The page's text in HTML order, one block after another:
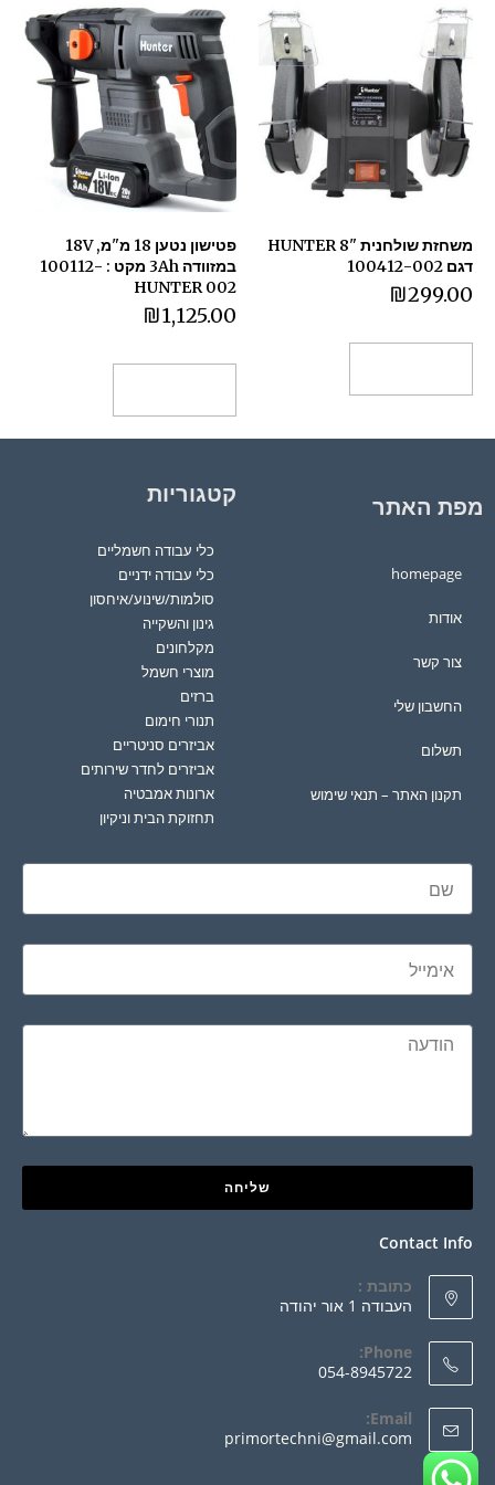
משחזת שולחנית "8 HUNTER
דגם 100412-002
₪299.00
פטישון נטען 18 מ"מ, 18V
במזוודה 3Ah מקט : 100112-
002 HUNTER
₪1,125.00
מפת האתר
homepage
אודות
צור קשר
החשבון שלי
תשלום
תקנון האתר – תנאי שימוש
קטגוריות
כלי עבודה חשמליים
כלי עבודה ידניים
סולמות/שינוע/איחסון
גינון והשקייה
מקלחונים
מוצרי חשמל
ברזים
תנורי חימום
אביזרים סניטריים
אביזרים לחדר שירותים
ארונות אמבטיה
תחזוקת הבית וניקיון
שליחה
Contact Info
כתובת :
העבודה 1 אור יהודה
Phone:
054-8945722
Email:
primortechni@gmail.com